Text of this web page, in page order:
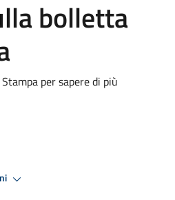
bolletta
per sapere di più